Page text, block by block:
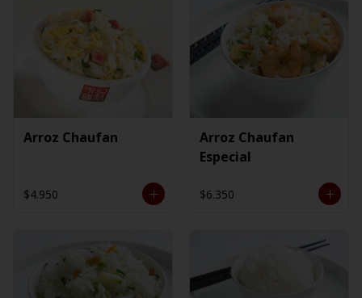
Arroz Chaufan
$4.950
Arroz Chaufan
Especial
$6.350